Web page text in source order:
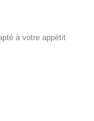
à votre appétit